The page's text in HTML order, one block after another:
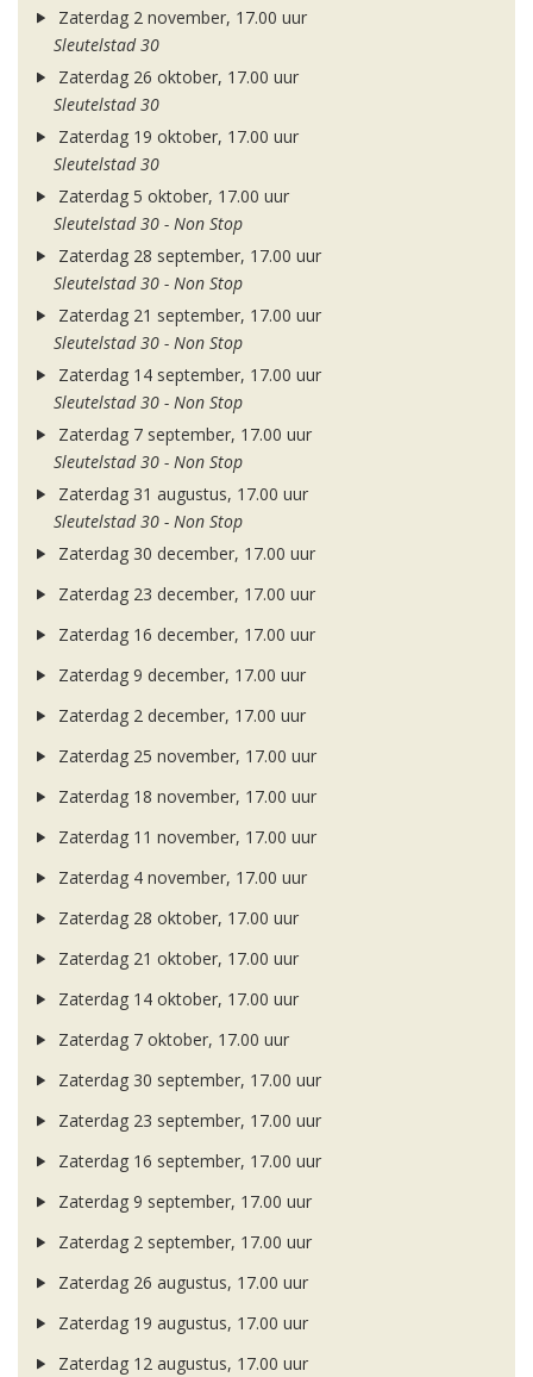
Zaterdag 2 november, 17.00 uur
Sleutelstad 30
Zaterdag 26 oktober, 17.00 uur
Sleutelstad 30
Zaterdag 19 oktober, 17.00 uur
Sleutelstad 30
Zaterdag 5 oktober, 17.00 uur
Sleutelstad 30 - Non Stop
Zaterdag 28 september, 17.00 uur
Sleutelstad 30 - Non Stop
Zaterdag 21 september, 17.00 uur
Sleutelstad 30 - Non Stop
Zaterdag 14 september, 17.00 uur
Sleutelstad 30 - Non Stop
Zaterdag 7 september, 17.00 uur
Sleutelstad 30 - Non Stop
Zaterdag 31 augustus, 17.00 uur
Sleutelstad 30 - Non Stop
Zaterdag 30 december, 17.00 uur
Zaterdag 23 december, 17.00 uur
Zaterdag 16 december, 17.00 uur
Zaterdag 9 december, 17.00 uur
Zaterdag 2 december, 17.00 uur
Zaterdag 25 november, 17.00 uur
Zaterdag 18 november, 17.00 uur
Zaterdag 11 november, 17.00 uur
Zaterdag 4 november, 17.00 uur
Zaterdag 28 oktober, 17.00 uur
Zaterdag 21 oktober, 17.00 uur
Zaterdag 14 oktober, 17.00 uur
Zaterdag 7 oktober, 17.00 uur
Zaterdag 30 september, 17.00 uur
Zaterdag 23 september, 17.00 uur
Zaterdag 16 september, 17.00 uur
Zaterdag 9 september, 17.00 uur
Zaterdag 2 september, 17.00 uur
Zaterdag 26 augustus, 17.00 uur
Zaterdag 19 augustus, 17.00 uur
Zaterdag 12 augustus, 17.00 uur